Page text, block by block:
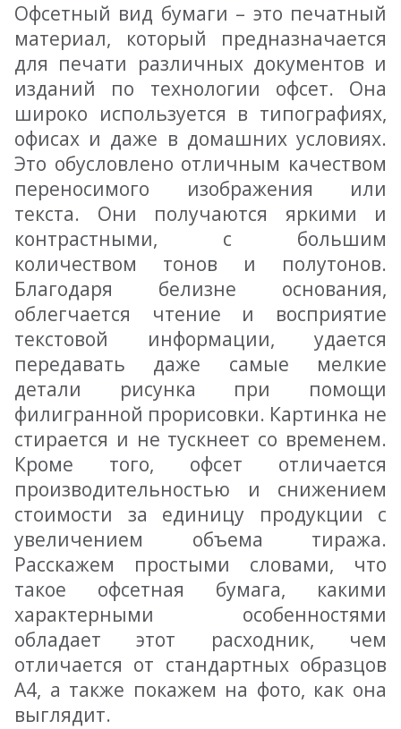
Офсетный вид бумаги – это печатный
материал, который предназначается
для печати различных документов и
изданий по технологии офсет. Она
широко используется в типографиях,
офисах и даже в домашних условиях.
Это обусловлено отличным качеством
переносимого изображения или
текста. Они получаются яркими и
контрастными, с большим
количеством тонов и полутонов.
Благодаря белизне основания,
облегчается чтение и восприятие
текстовой информации, удается
передавать даже самые мелкие
детали рисунка при помощи
филигранной прорисовки. Картинка не
стирается и не тускнеет со временем.
Кроме того, офсет отличается
производительностью и снижением
стоимости за единицу продукции с
увеличением объема тиража.
Расскажем простыми словами, что
такое офсетная бумага, какими
характерными особенностями
обладает этот расходник, чем
отличается от стандартных образцов
А4, а также покажем на фото, как она
выглядит.